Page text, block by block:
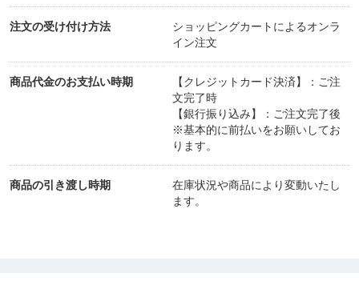
coming soon
注文の受け付け方法
ショッピングカートによるオンラ
イン注文
商品代金のお支払い時期
【クレジットカード決済】：ご注
文完了時
【銀行振り込み】：ご注文完了後
※基本的に前払いをお願いしてお
ります。
商品の引き渡し時期
在庫状況や商品により変動いたし
ます。